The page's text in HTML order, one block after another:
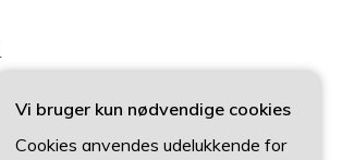
Vi bruger kun nødvendige cookies
Cookies anvendes udelukkende for